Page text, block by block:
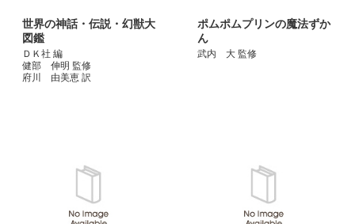
世界の神話・伝説・幻獣大
図鑑
ＤＫ社 編
健部 伸明 監修
府川 由美恵 訳
ポムポムプリンの魔法ずか
ん
武内 大 監修